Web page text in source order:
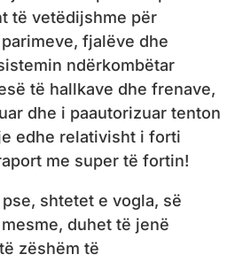
të vetëdijshme për
fjalëve dhe
ndërkombëtar
të hallkave dhe frenave,
dhe i paautorizuar tenton
edhe relativisht i forti
me super të fortin!
shtetet e vogla, së
duhet të jenë
zëshëm të